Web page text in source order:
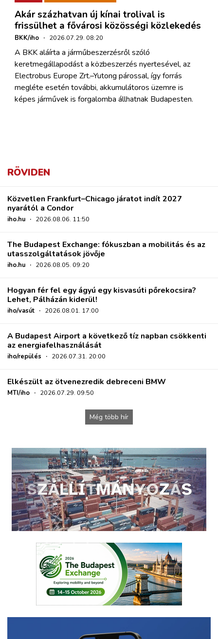
Akár százhatvan új kínai trolival is
frissülhet a fővárosi közösségi közlekedés
BKK/iho · 2026.07.29. 08:20
A BKK aláírta a járműbeszerzésről szóló
keretmegállapodást a közbeszerzés nyertesével, az
Electrobus Europe Zrt.–Yutong párossal, így forrás
megléte esetén további, akkumulátoros üzemre is
képes járművek is forgalomba állhatnak Budapesten.
RÖVIDEN
Közvetlen Frankfurt–Chicago járatot indít 2027
nyarától a Condor
iho.hu · 2026.08.06. 11:50
The Budapest Exchange: fókuszban a mobilitás és az
utasszolgáltatások jövője
iho.hu · 2026.08.05. 09:20
Hogyan fér fel egy ágyú egy kisvasúti pőrekocsira?
Lehet, Pálházán kiderül!
iho/vasút · 2026.08.01. 17:00
A Budapest Airport a következő tíz napban csökkenti
az energiafelhasználását
iho/repülés · 2026.07.31. 20:00
Elkészült az ötvenezredik debreceni BMW
MTI/iho · 2026.07.29. 09:50
Még több hír